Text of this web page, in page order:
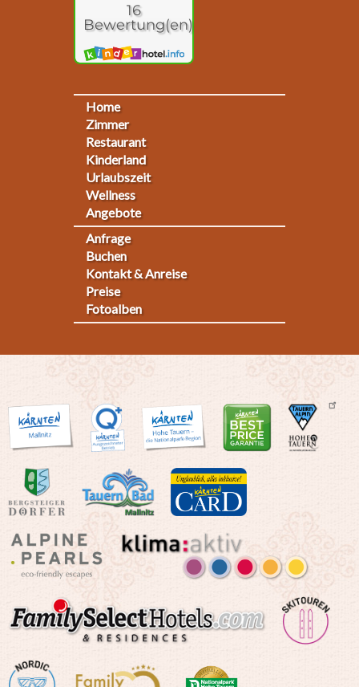
16
Bewertung(en)
Footermenu
Home
Zimmer
Restaurant
Kinderland
Urlaubszeit
Wellness
Angebote
Fußmenü
2
Anfrage
Buchen
Kontakt & Anreise
Preise
Fotoalben